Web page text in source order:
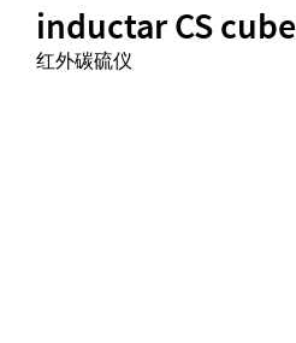
inductar CS cube
红外碳硫仪